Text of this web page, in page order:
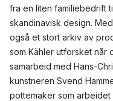
fra en liten familiebedrift
skandinavisk design.
også et stort arkiv av
som Kähler utforsket når
samarbeid med Hans-
kunstneren Svend
pottemaker som arbeidet